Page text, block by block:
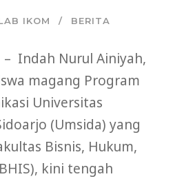
IKOM BERITA
– Indah Nurul Ainiyah,
magang Program
Universitas
(Umsida) yang
Bisnis, Hukum,
kini tengah